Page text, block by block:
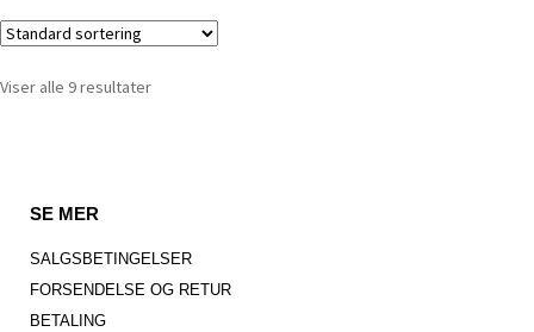
Viser alle 9 resultater
SE MER
SALGSBETINGELSER
FORSENDELSE OG RETUR
BETALING